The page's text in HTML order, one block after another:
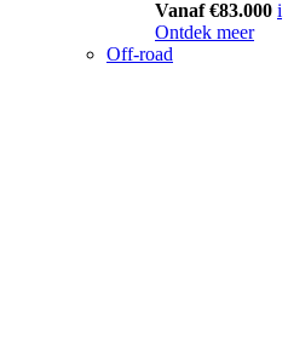
Vanaf €83.000 i
Ontdek meer
Off-road